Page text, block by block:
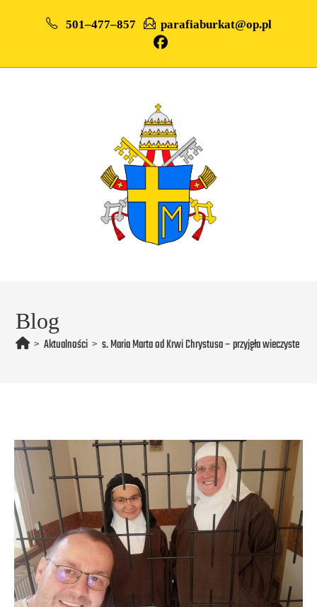
501–477–857 parafiaburkat@op.pl
Blog
> Aktualności > s. Maria Marta od Krwi Chrystusa – przyjęła wieczyste